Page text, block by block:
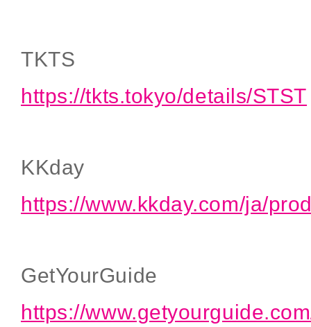
TKTS
https://tkts.tokyo/details/STST
KKday
https://www.kkday.com/ja/
GetYourGuide
https://